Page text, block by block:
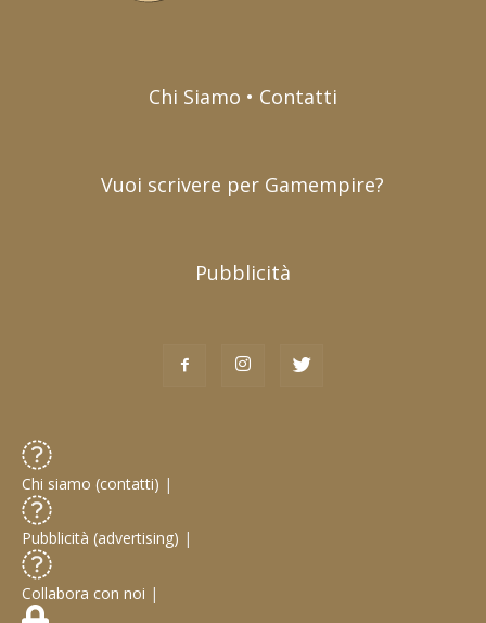
Chi Siamo • Contatti
Vuoi scrivere per Gamempire?
Pubblicità
Chi siamo (contatti) |
Pubblicità (advertising) |
Collabora con noi |